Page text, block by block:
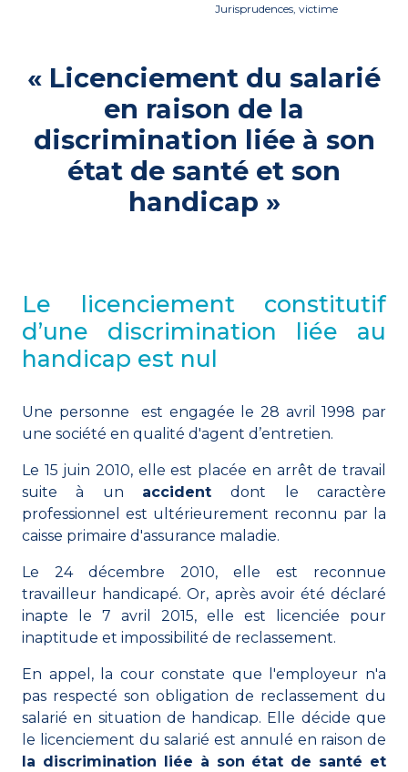
Jurisprudences, victime
« Licenciement du salarié
en raison de la
discrimination liée à son
état de santé et son
handicap »
Le licenciement constitutif
d’une discrimination liée au
handicap est nul
Une personne est engagée le 28 avril 1998 par
une société en qualité d'agent d’entretien.
Le 15 juin 2010, elle est placée en arrêt de travail
suite à un accident
dont le caractère
professionnel est ultérieurement reconnu par la
caisse primaire d'assurance maladie.
Le 24 décembre 2010, elle est reconnue
travailleur handicapé. Or, après avoir été déclaré
inapte le 7 avril 2015, elle est licenciée pour
inaptitude et impossibilité de reclassement.
En appel, la cour constate que l'employeur n'a
pas respecté son obligation de reclassement du
salarié en situation de handicap. Elle décide que
le licenciement du salarié est annulé en raison de
la discrimination liée à son état de santé et